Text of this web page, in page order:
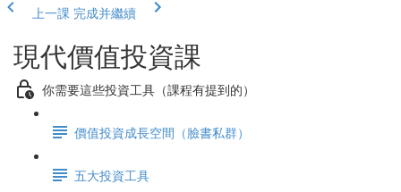
上一課 完成并繼續
現代價值投資課
你需要這些投資工具（課程有提到的）
價值投資成長空間（臉書私群）
五大投資工具